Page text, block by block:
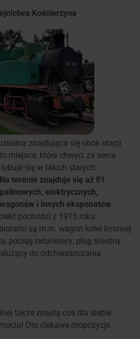
Kościerzyna
znajdująca się obok stacji
miejsce, które chwyci za serce
się w takich starych
Na terenie znajduje się aż 81
elektrycznych,
i innych eksponatów.
pochodzi z 1915 roku.
są m.in. wagon kolei liniowej
pociąg ratunkowy, pług śnieżny
do odchwaszczania
także znajdą coś dla siebie
Oto ciekawe propozycje.